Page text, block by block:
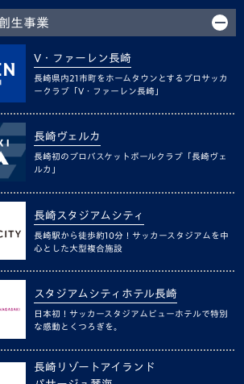
生事業
V・ファーレン長崎
長崎県内21市町をホームタウンとするプロサッカ
ークラブ「V・ファーレン長崎」
長崎ヴェルカ
長崎初のプロバスケットボールクラブ「長崎ヴェ
ルカ」
長崎スタジアムシティ
長崎駅から徒歩約10分！サッカースタジアムを中
心とした大型複合施設
スタジアムシティホテル長崎
日本初！サッカースタジアムビューホテルで特別
な感動とくつろぎを。
長崎リゾートアイランド